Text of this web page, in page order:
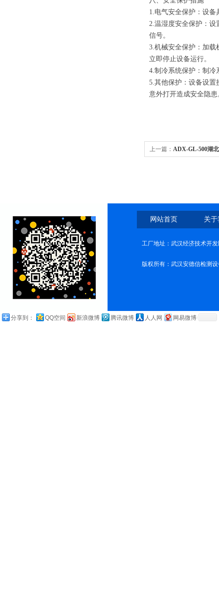
1.电气安全保护：设
2.温湿度安全保护：
信号。
3.机械安全保护：加
立即停止设备运行。
4.制冷系统保护：制冷
5.其他保护：设备设
意外打开造成安全隐患
上一篇： ADX-GL-500湖
网站首页 关
工厂地址：武汉经济技术开
版权所有：武汉安德信检测
分享到： QQ空间 新浪微博 腾讯微博 人人网 网易微博